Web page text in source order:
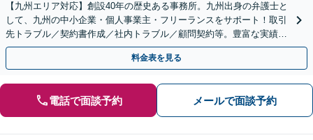
【九州エリア対応】創設40年の歴史ある事務所。九州出身の弁護士と
して、九州の中小企業・個人事業主・フリーランスをサポート！取引
先トラブル／契約書作成／社内トラブル／顧問契約等。豊富な実績を
活かし成長をサポート【休日夜間対応】【初回相談無料】
料金表を見る
電話で面談予約 メールで面談予約